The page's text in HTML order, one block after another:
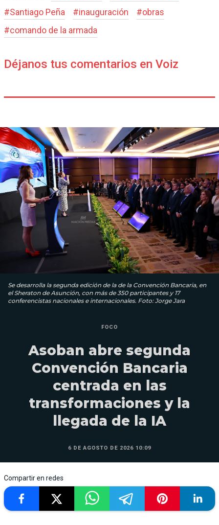
#Santiago Peña #inauguración #obras
#comando de la armada
Déjanos tus comentarios en Voiz
Se desarrolla la segunda edición de la de la Convención Bancaria, en
el Sheraton de Asunción, con más de 350 participantes y 17
conferencistas nacionales e internacionales. Foto: Jorge Jara
FOCO
Asoban abre segunda
Convención Bancaria
centrada en las
transformaciones y la
llegada de la IA
6 DE AGOSTO DE 2026 10:09
Compartir en redes